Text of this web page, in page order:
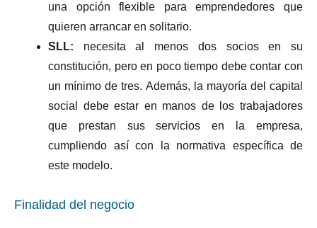
una opción flexible para emprendedores que
quieren arrancar en solitario.
SLL: necesita al menos dos socios en su
constitución, pero en poco tiempo debe contar con
un mínimo de tres. Además, la mayoría del capital
social debe estar en manos de los trabajadores
que prestan sus servicios en la empresa,
cumpliendo así con la normativa específica de
este modelo.
Finalidad del negocio